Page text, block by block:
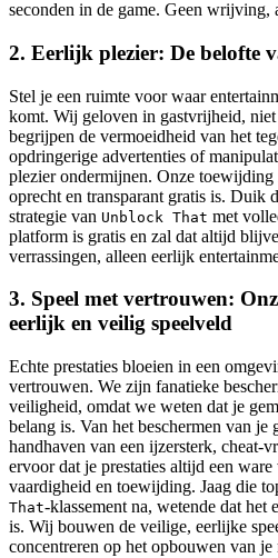
seconden in de game. Geen wrijving,
2. Eerlijk plezier: De belofte
Stel je een ruimte voor waar
komt. Wij geloven in gastvrijheid,
begrijpen de vermoeidheid van het
opdringerige advertenties of
plezier ondermijnen. Onze toewijding
oprecht en transparant gratis is. Duik
strategie van Unblock That met
platform is gratis en zal dat altijd
verrassingen, alleen eerlijk
3. Speel met vertrouwen:
eerlijk en veilig speelveld
Echte prestaties bloeien in een
vertrouwen. We zijn fanatieke
veiligheid, omdat we weten dat je
belang is. Van het beschermen van je
handhaven van een ijzersterk, cheat-
ervoor dat je prestaties altijd een
vaardigheid en toewijding. Jaag die
That-klassement na, wetende dat het
is. Wij bouwen de veilige, eerlijke
concentreren op het opbouwen van je